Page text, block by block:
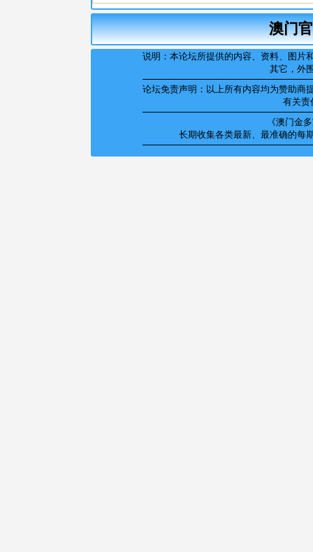
澳门
说明：本论坛所提供的内容、资料、图
其它，外
论坛免责声明：以上所有内容均为赞助商
有关责
《澳门金
长期收集各类最新、最准确的每